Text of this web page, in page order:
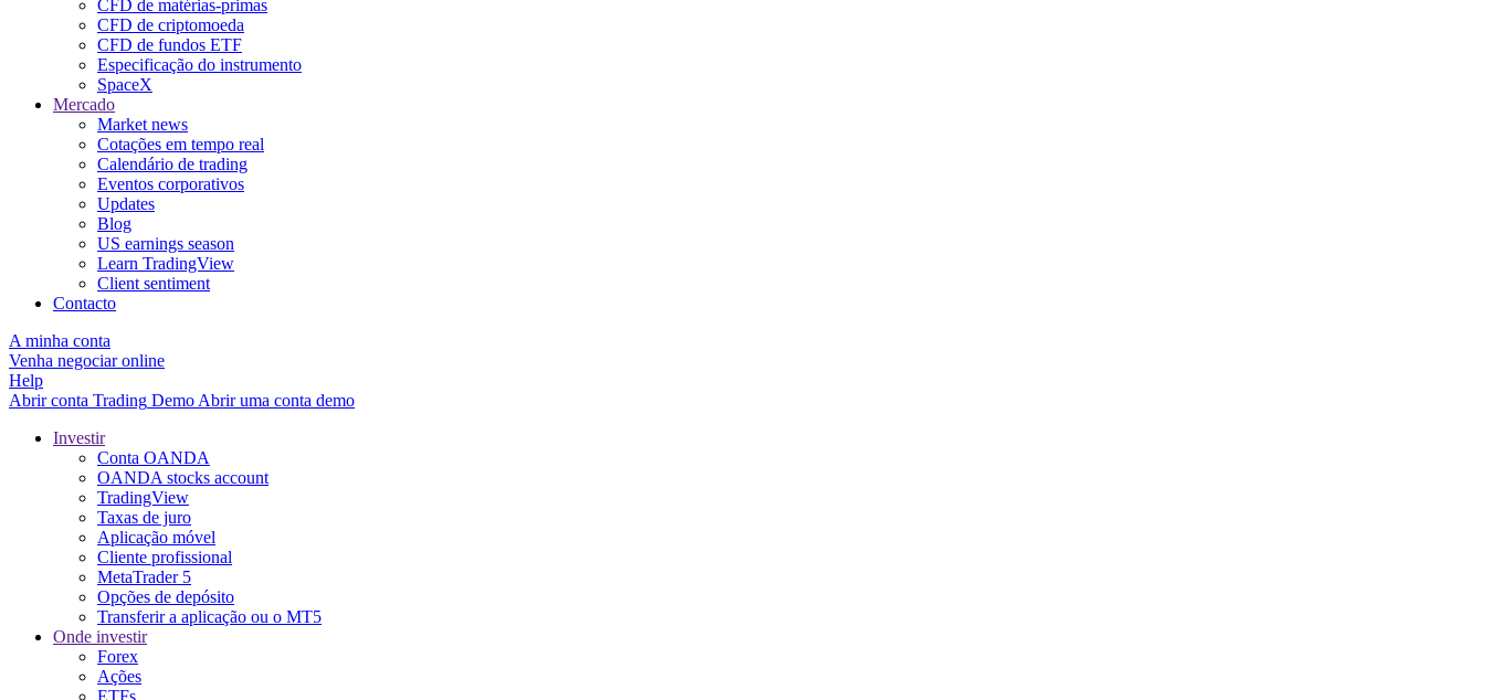
CFD de matérias-primas
CFD de criptomoeda
CFD de fundos ETF
Especificação do instrumento
SpaceX
Mercado
Market news
Cotações em tempo real
Calendário de trading
Eventos corporativos
Updates
Blog
US earnings season
Learn TradingView
Client sentiment
Contacto
A minha conta
Venha negociar online
Help
Abrir conta Trading Demo Abrir uma conta demo
Investir
Conta OANDA
OANDA stocks account
TradingView
Taxas de juro
Aplicação móvel
Cliente profissional
MetaTrader 5
Opções de depósito
Transferir a aplicação ou o MT5
Onde investir
Forex
Ações
ETFs